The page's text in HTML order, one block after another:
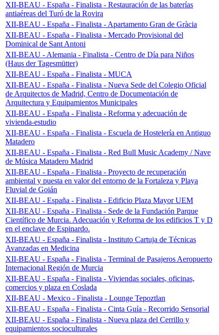
XII-BEAU - España - Finalista - Restauración de las baterías
antiaéreas del Turó de la Rovira
XII-BEAU - España - Finalista - Apartamento Gran de Gràcia
XII-BEAU - España - Finalista - Mercado Provisional del
Dominical de Sant Antoni
XII-BEAU - Alemania - Finalista - Centro de Día para Niños
(Haus der Tagesmütter)
XII-BEAU - España - Finalista - MUCA
XII-BEAU - España - Finalista - Nueva Sede del Colegio Oficial
de Arquitectos de Madrid, Centro de Documentación de
Arquitectura y Equipamientos Municipales
XII-BEAU - España - Finalista - Reforma y adecuación de
vivienda-estudio
XII-BEAU - España - Finalista - Escuela de Hostelería en Antiguo
Matadero
XII-BEAU - España - Finalista - Red Bull Music Academy / Nave
de Música Matadero Madrid
XII-BEAU - España - Finalista - Proyecto de recuperación
ambiental y puesta en valor del entorno de la Fortaleza y Playa
Fluvial de Goián
XII-BEAU - España - Finalista - Edificio Plaza Mayor UEM
XII-BEAU - España - Finalista - Sede de la Fundación Parque
Científico de Murcia. Adecuación y Reforma de los edificios T y D
en el enclave de Espinardo.
XII-BEAU - España - Finalista - Instituto Cartuja de Técnicas
Avanzadas en Medicina
XII-BEAU - España - Finalista - Terminal de Pasajeros Aeropuerto
Internacional Región de Murcia
XII-BEAU - España - Finalista - Viviendas sociales, oficinas,
comercios y plaza en Coslada
XII-BEAU - Mexico - Finalista - Lounge Tepoztlan
XII-BEAU - España - Finalista - Cinta Guía - Recorrido Sensorial
XII-BEAU - España - Finalista - Nueva plaza del Cerrillo y
equipamientos socioculturales